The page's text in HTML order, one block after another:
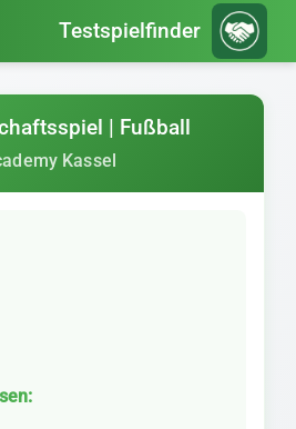
Testspielfinder
| Fußball
Kassel